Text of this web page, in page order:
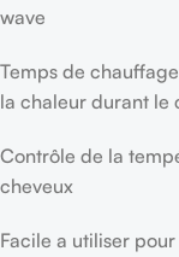
wave
Temps de
la chaleur durant le
Contrôle de la
cheveux
Facile a utiliser